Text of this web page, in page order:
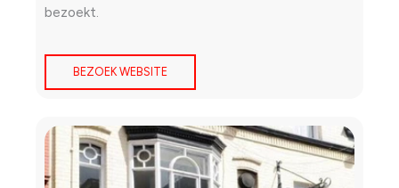
bezoekt.
BEZOEK WEBSITE